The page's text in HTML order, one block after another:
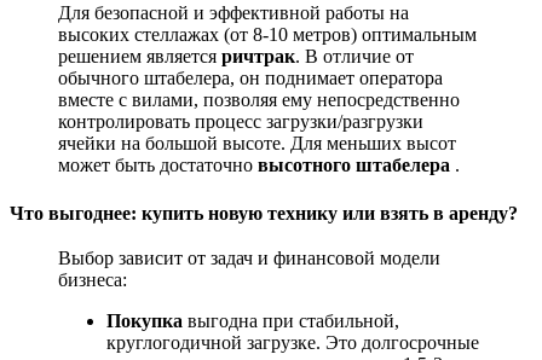
Для безопасной и эффективной работы на
высоких стеллажах (от 8-10 метров) оптимальным
решением является ричтрак. В отличие от
обычного штабелера, он поднимает оператора
вместе с вилами, позволяя ему непосредственно
контролировать процесс загрузки/разгрузки
ячейки на большой высоте. Для меньших высот
может быть достаточно высотного штабелера .
Что выгоднее: купить новую технику или взять в аренду?
Выбор зависит от задач и финансовой модели
бизнеса:
Покупка выгодна при стабильной,
круглогодичной загрузке. Это долгосрочные